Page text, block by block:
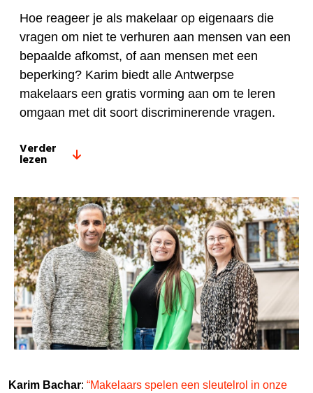
Hoe reageer je als makelaar op eigenaars die
vragen om niet te verhuren aan mensen van een
bepaalde afkomst, of aan mensen met een
beperking? Karim biedt alle Antwerpse
makelaars een gratis vorming aan om te leren
omgaan met dit soort discriminerende vragen.
Verder
lezen
Karim Bachar: “Makelaars spelen een sleutelrol in onze